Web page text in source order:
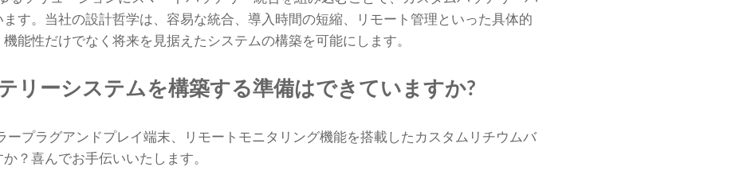
ます。当社の設計哲学は、容易な統合、導入時間の短縮、リモート管理といった具体的
能性だけでなく将来を見据えたシステムの構築を可能にします。
リーシステムを構築する準備はできていますか?
ープラグアンドプレイ端末、リモートモニタリング機能を搭載したカスタムリチウムバ
？喜んでお手伝いいたします。